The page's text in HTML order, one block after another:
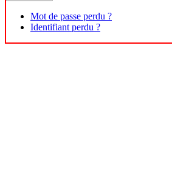
Mot de passe perdu ?
Identifiant perdu ?